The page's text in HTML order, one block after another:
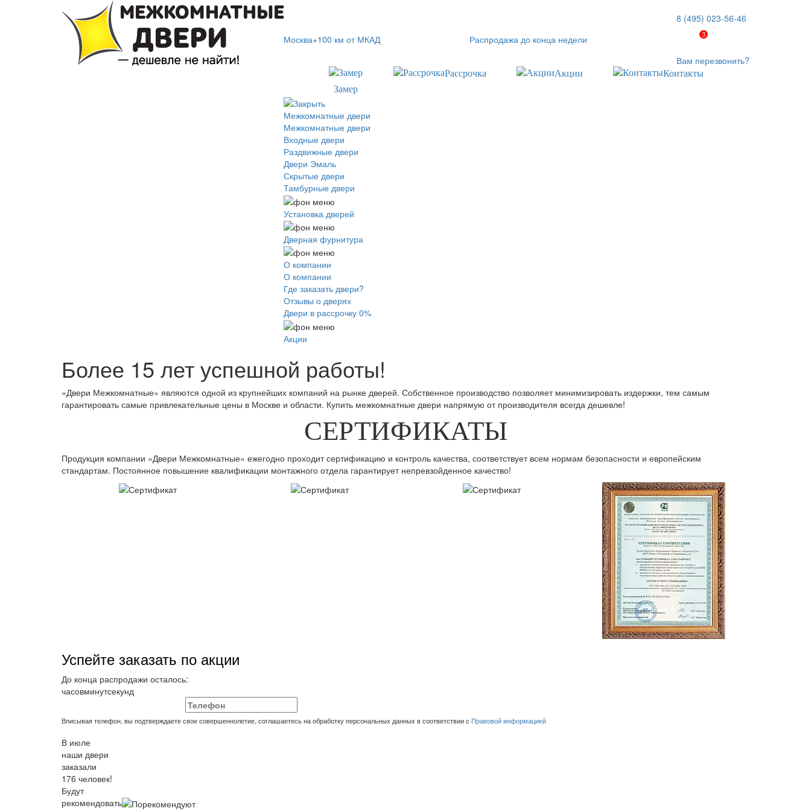
Москва+100 км от МКАД Распродажа до конца недели
8 (495) 023-56-46
3
Вам перезвонить?
Замер
Рассрочка Акции Контакты
Межкомнатные двери
Межкомнатные двери
Входные двери
Раздвижные двери
Двери Эмаль
Скрытые двери
Тамбурные двери
Установка дверей
Дверная фурнитура
О компании
О компании
Где заказать двери?
Отзывы о дверях
Двери в рассрочку 0%
Акции
Более 15 лет успешной работы!
«Двери Межкомнатные» являются одной из крупнейших компаний на рынке дверей. Собственное производство позволяет минимизировать издержки, тем самым
гарантировать самые привлекательные цены в Москве и области. Купить межкомнатные двери напрямую от производителя всегда дешевле!
СЕРТИФИКАТЫ
Продукция компании «Двери Межкомнатные» ежегодно проходит сертификацию и контроль качества, соответствует всем нормам безопасности и европейским
стандартам. Постоянное повышение квалификации монтажного отдела гарантирует непревзойденное качество!
Успейте заказать по акции
До конца распродажи осталось:
часовминутсекунд
Вписывая телефон, вы подтверждаете свое совершеннолетие, соглашаетесь на обработку персональных данных в соответствии с Правовой информацией
В июле
наши двери
заказали
176 человек!
Будут
рекомендовать